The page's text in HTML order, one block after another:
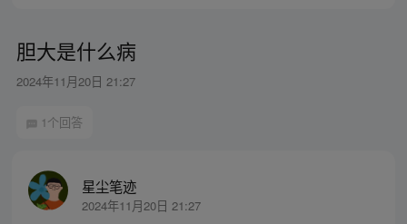
胆大是什么病
2024年11月20日 21:27
1个回答
星尘笔迹
2024年11月20日 21:27